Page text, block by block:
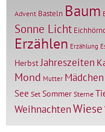
Advent Basteln Baum
Sonne Licht
Erzählen Erzählung
HerbstJahreszeiten
Mond Mutter Mädchen
See Set Sommer Sterne
WeihnachtenWiese